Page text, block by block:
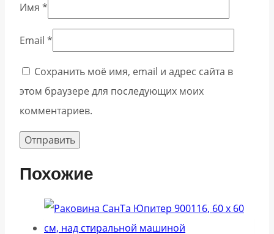
Имя *
Email *
Сохранить моё имя, email и адрес сайта в
этом браузере для последующих моих
комментариев.
Похожие